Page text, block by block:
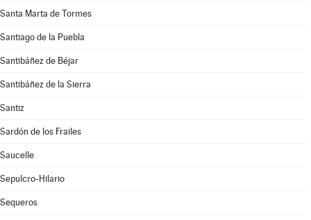
Santa Marta de Tormes
Santiago de la Puebla
Santibáñez de Béjar
Santibáñez de la Sierra
Santiz
Sardón de los Frailes
Saucelle
Sepulcro-Hilario
Sequeros